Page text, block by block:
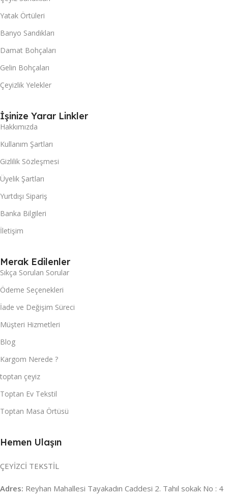
Yatak Örtüleri
Banyo Sandıkları
Damat Bohçaları
Gelin Bohçaları
Çeyizlik Yelekler
İşinize Yarar Linkler
Hakkımızda
Kullanım Şartları
Gizlilik Sözleşmesi
Üyelik Şartları
Yurtdışı Sipariş
Banka Bilgileri
İletişim
Merak Edilenler
Sıkça Sorulan Sorular
Ödeme Seçenekleri
İade ve Değişim Süreci
Müşteri Hizmetleri
Blog
Kargom Nerede ?
toptan çeyiz
Toptan Ev Tekstil
Toptan Masa Örtüsü
Hemen Ulaşın
ÇEYİZCİ TEKSTİL
Adres: Reyhan Mahallesi Tayakadın Caddesi 2. Tahıl sokak No : 4